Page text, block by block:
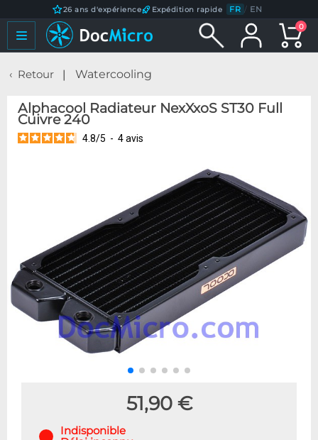
26 ans d'expérience Expédition rapide FR / EN
0
Retour Watercooling
Alphacool Radiateur NexXxoS ST30 Full
Cuivre 240
4.8/5 - 4avis
51,90 €
Indisponible